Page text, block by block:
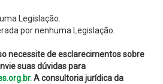
Legislação.
por nenhuma Legislação.
necessite de esclarecimentos sobre
suas dúvidas para
A consultoria jurídica da